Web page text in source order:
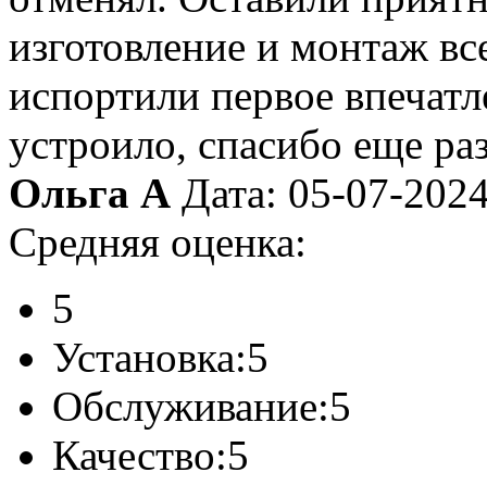
изготовление и монтаж
испортили первое
устроило, спасибо еще
Ольга А Дата: 05-07-
Средняя оценка:
5
Установка:5
Обслуживание:5
Качество:5